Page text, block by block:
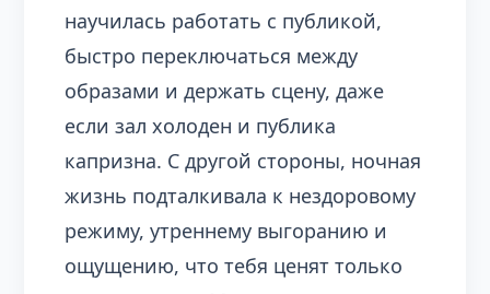
научилась работать с публикой,
быстро переключаться между
образами и держать сцену, даже
если зал холоден и публика
капризна. С другой стороны, ночная
жизнь подталкивала к нездоровому
режиму, утреннему выгоранию и
ощущению, что тебя ценят только